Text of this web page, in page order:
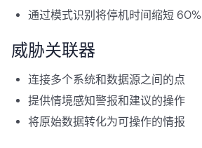
通过模式识别将停机时间缩短 60%
威胁关联器
连接多个系统和数据源之间的点
提供情境感知警报和建议的操作
将原始数据转化为可操作的情报